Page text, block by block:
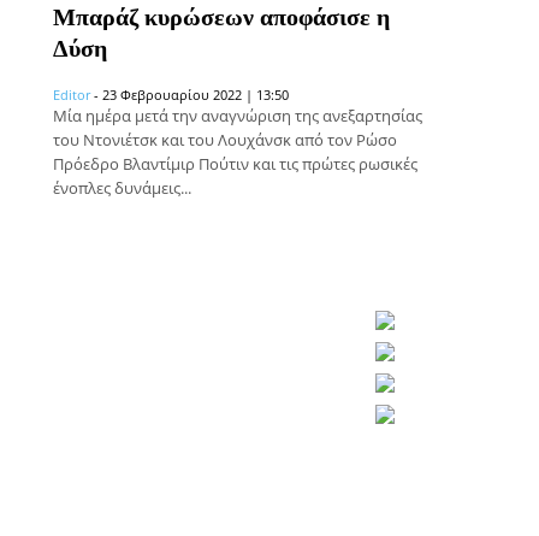
Μπαράζ κυρώσεων αποφάσισε η
Δύση
Editor - 23 Φεβρουαρίου 2022 | 13:50
Μία ημέρα μετά την αναγνώριση της ανεξαρτησίας
του Ντονιέτσκ και του Λουχάνσκ από τον Ρώσο
Πρόεδρο Βλαντίμιρ Πούτιν και τις πρώτες ρωσικές
ένοπλες δυνάμεις...